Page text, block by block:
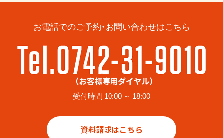
お電話でのご予約・お問い合わせはこちら
受付時間 10:00 ～ 18:00
資料請求はこちら